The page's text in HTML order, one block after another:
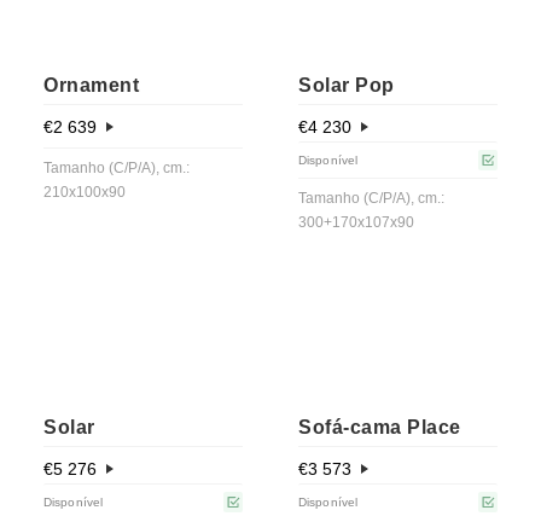
Ornament
€2 639
Tamanho (C/P/A), cm.:
210x100x90
Solar Pop
€4 230
Disponível
Tamanho (C/P/A), cm.:
300+170x107x90
Solar
€5 276
Disponível
Sofá-cama Place
€3 573
Disponível